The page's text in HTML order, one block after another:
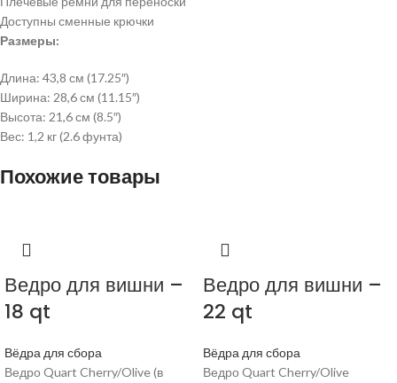
Доступны сменные крючки
Размеры:
Длина: 43,8 см (17.25″)
Ширина: 28,6 см (11.15″)
Высота: 21,6 см (8.5″)
Вес: 1,2 кг (2.6 фунта)
Похожие товары
Ведро для вишни –
18 qt
Вёдра для сбора
Ведро Quart Cherry/Olive (в
Ведро для вишни –
22 qt
Вёдра для сбора
Ведро Quart Cherry/Olive